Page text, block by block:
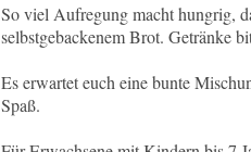
So viel Aufregung macht hungrig,
selbstgebackenem Brot. Getränke
Es erwartet euch eine bunte
Spaß.